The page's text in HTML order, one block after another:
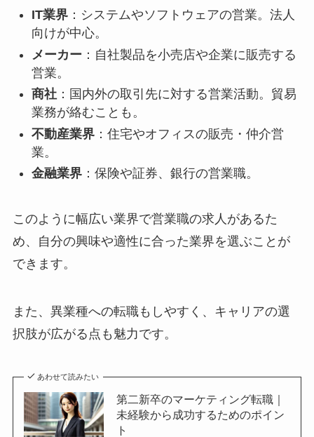
IT業界：システムやソフトウェアの営業。法人
向けが中心。
メーカー ：自社製品を小売店や企業に販売する
営業。
商社：国内外の取引先に対する営業活動。貿易
業務が絡むことも。
不動産業界：住宅やオフィスの販売・仲介営
業。
金融業界：保険や証券、銀行の営業職。
このように幅広い業界で営業職の求人があるた
め、自分の興味や適性に合った業界を選ぶことが
できます。
また、異業種への転職もしやすく、キャリアの選
択肢が広がる点も魅力です。
あわせて読みたい
第二新卒のマーケティング転職｜
未経験から成功するためのポイン
ト